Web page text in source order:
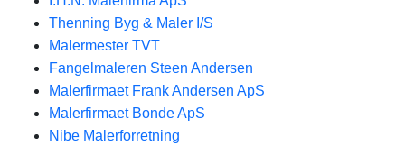
Thenning Byg & Maler I/S
Malermester TVT
Fangelmaleren Steen Andersen
Malerfirmaet Frank Andersen ApS
Malerfirmaet Bonde ApS
Nibe Malerforretning